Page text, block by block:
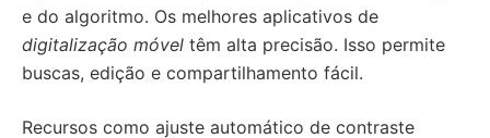
e do algoritmo. Os melhores aplicativos de
digitalização móvel têm alta precisão. Isso permite
buscas, edição e compartilhamento fácil.
Recursos como ajuste automático de contraste